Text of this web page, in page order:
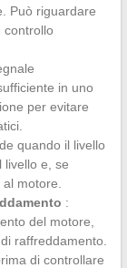
Può riguardare
controllo
in uno
per evitare
quando il livello
livello e, se
motore.
:
del motore,
raffreddamento.
di controllare